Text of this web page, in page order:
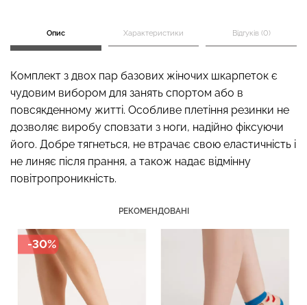
Опис Характеристики Відгуків (0)
Комплект з двох пар базових жіночих шкарпеток є
чудовим вибором для занять спортом або в
повсякденному житті. Особливе плетіння резинки не
дозволяє виробу сповзати з ноги, надійно фіксуючи
його. Добре тягнеться, не втрачає свою еластичність і
не линяє після прання, а також надає відмінну
повітропроникність.
РЕКОМЕНДОВАНІ
-30%
Безшовні стрінги STRING
179 грн.299 грн.
Giulia
299 грн.499 грн.